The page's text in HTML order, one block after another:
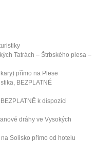
Tatrách – Štrbského plesa –
přímo na Plese
BEZPLATNÉ
k dispozici
dráhy ve Vysokých
Solisko přímo od hotelu